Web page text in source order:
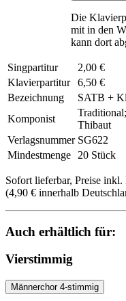
Die
mit in den
kann dort
Singpartitur
2,00 €
Klavierpartitur
6,50 €
Bezeichnung
SATB +
Komponist
Thibaut
Verlagsnummer SG622
Mindestmenge
20 Stück
Sofort lieferbar, Preise
(4,90 € innerhalb
Auch erhältlich für:
Vierstimmig
Männerchor 4-stimmig